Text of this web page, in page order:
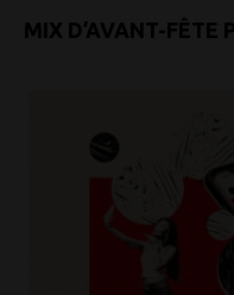
MIX D’AVANT-FÊTE